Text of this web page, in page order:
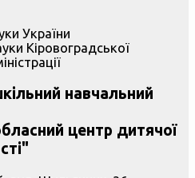
України
Кіровоградської
навчальний
центр дитячої